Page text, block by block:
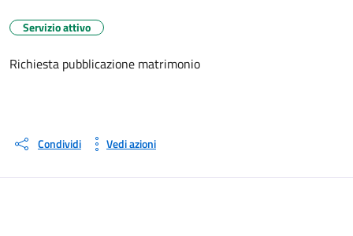
Servizio attivo
Richiesta pubblicazione matrimonio
Condividi Vedi azioni